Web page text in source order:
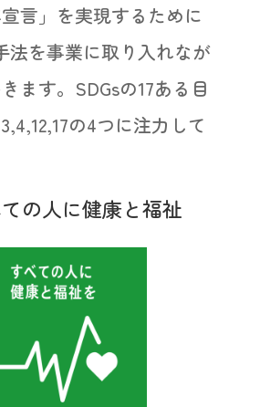
宣言」を実現するために
法を事業に取り入れなが
ます。SDGsの17ある目
の4つに注力して
の人に健康と福祉